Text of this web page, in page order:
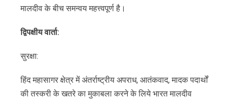
मालदीव के बीच समन्वय महत्त्वपूर्ण है।
द्विपक्षीय वार्ता:
सुरक्षा:
हिंद महासागर क्षेत्र में अंतर्राष्ट्रीय अपराध, आतंकवाद, मादक पदार्थों
की तस्करी के खतरे का मुकाबला करने के लिये भारत मालदीव